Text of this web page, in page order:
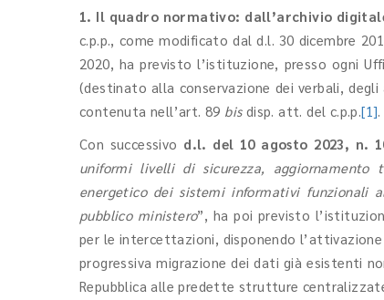
1. Il quadro normativo: dall’archivio
c.p.p., come modificato dal d.l. 30 dicembre
2020, ha previsto l’istituzione, presso ogni
(destinato alla conservazione dei verbali,
contenuta nell’art. 89 bisdisp. att. del c.p.p.[1].
Con successivo d.l. del 10 agosto 2023, n.
uniformi livelli di sicurezza, aggiornamento
energetico dei sistemi informativi funzionali
pubblico ministero”, ha poi previsto
per le intercettazioni, disponendo
progressiva migrazione dei dati già esistenti
Repubblica alle predette strutture